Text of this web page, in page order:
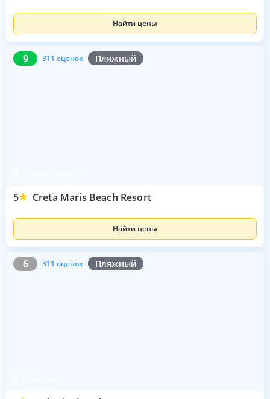
Найти цены
9 311 оценок Пляжный
5 Creta Maris Beach Resort
9 311 оценок
Найти цены
6 311 оценок Пляжный
6 311 оценок